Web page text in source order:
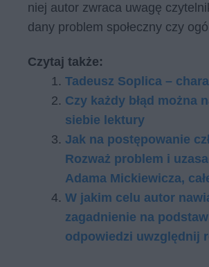
niej autor zwraca uwagę
dany problem społeczny czy
Czytaj także:
Tadeusz Soplica –
Czy każdy błąd można
siebie lektury
Jak na po­stę­po­wa­nie
Roz­waż pro­blem i
Adama Mickiewicza,
W jakim celu autor
zagadnienie na
odpowiedzi uwzględnij